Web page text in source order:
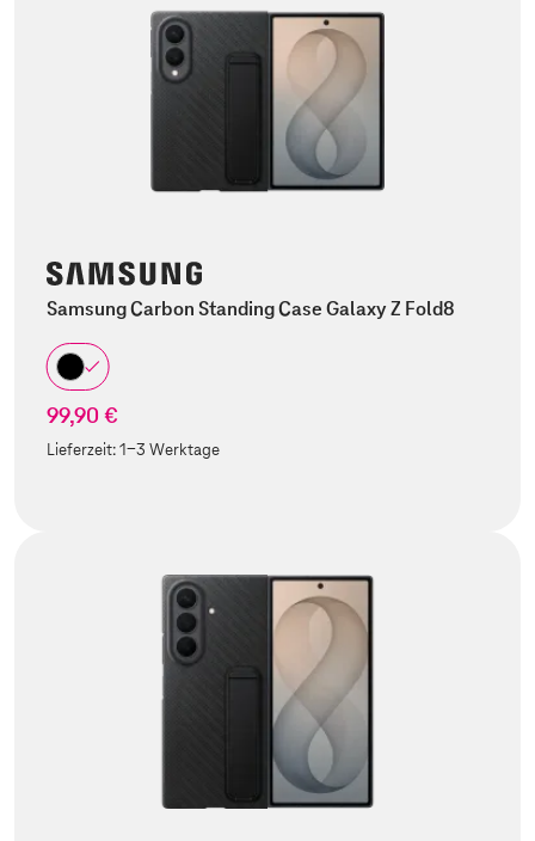
Samsung Carbon Standing Case Galaxy Z Fold8
99,90 €
Lieferzeit:1-3 Werktage